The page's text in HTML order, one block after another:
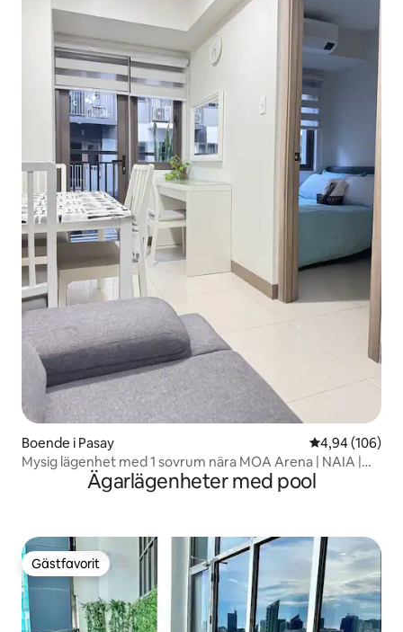
Boende i Pasay 4,94 av 5 i
4,94 (106)
Mysig lägenhet med 1 sovrum nära MOA Arena | NAIA |
WFH-vänligÄgarlägenheter med pool
Gästfavorit
Gästfavorit